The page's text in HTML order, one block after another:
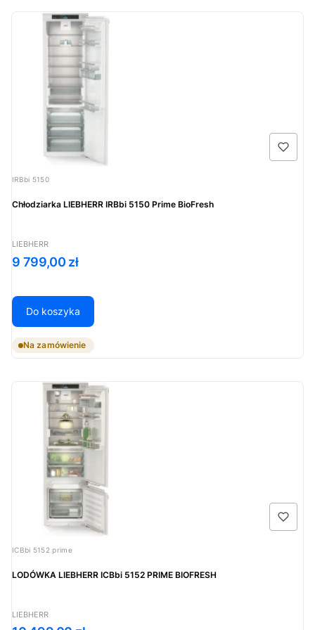
Kod produktu
IRBbi 5150
Chłodziarka LIEBHERR IRBbi 5150 Prime BioFresh
PRODUCENT
LIEBHERR
Cena
9 799,00 zł
Do koszyka
Na zamówienie
Kod produktu
ICBbi 5152 prime
LODÓWKA LIEBHERR ICBbi 5152 PRIME BIOFRESH
PRODUCENT
LIEBHERR